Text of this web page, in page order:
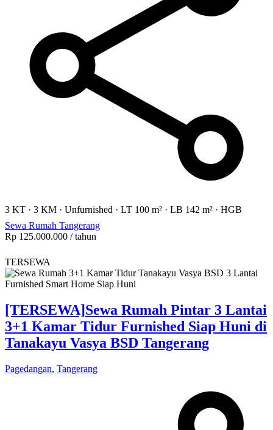
3 KT · 3 KM · Unfurnished · LT 100 m² · LB 142 m² · HGB
Sewa Rumah Tangerang
Rp 125.000.000 / tahun
TERSEWA
[TERSEWA]Sewa Rumah Pintar 3 Lantai
3+1 Kamar Tidur Furnished Siap Huni di
Tanakayu Vasya BSD Tangerang
Pagedangan, Tangerang